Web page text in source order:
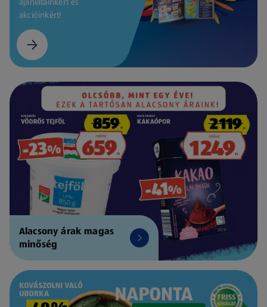
akcióinkért!
Alacsony árak magas
minőség